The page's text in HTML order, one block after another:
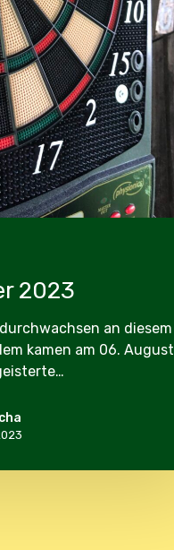
2023
an diesem
kamen am 06. August